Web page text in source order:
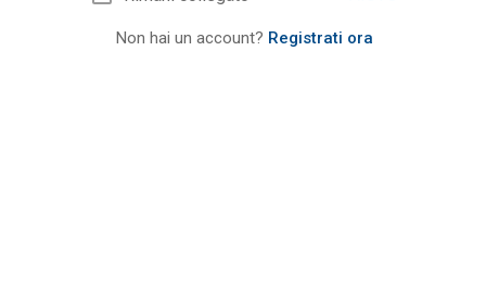
Non hai un account? Registrati ora